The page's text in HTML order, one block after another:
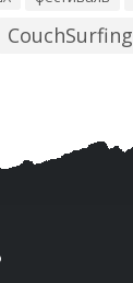
CouchSurfing